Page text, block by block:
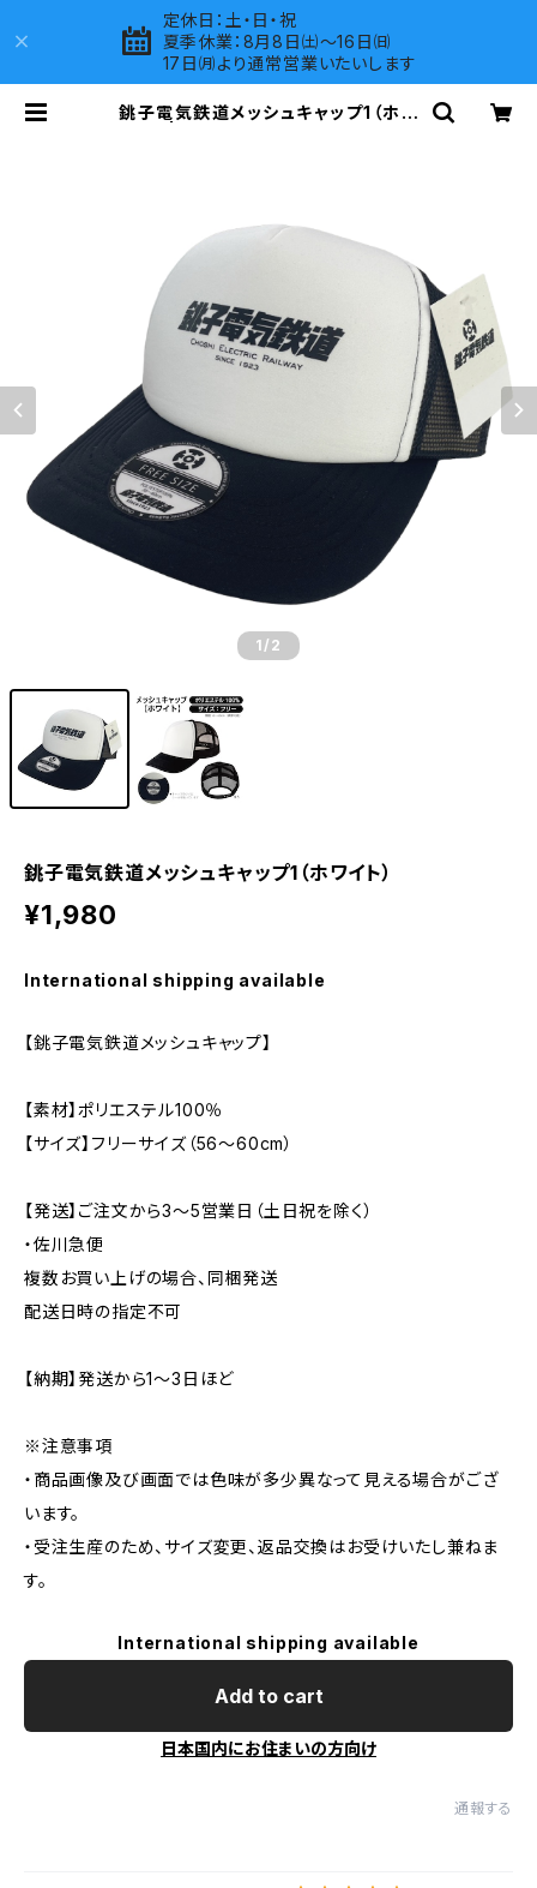
定休日：土・日・祝
夏季休業：8月8日㈯～16日㈰
17日㈪より通常営業いたいします
銚子電気鉄道メッシュキャップ1（ホワ
1 /2
銚子電気鉄道メッシュキャップ1（ホワイト）
¥1,980
International shipping available
【銚子電気鉄道メッシュキャップ】
【素材】ポリエステル100％
【サイズ】フリーサイズ（56〜60cm）
【発送】ご注文から3〜5営業日（土日祝を除く）
・佐川急便
複数お買い上げの場合、同梱発送
配送日時の指定不可
【納期】発送から1〜3日ほど
※注意事項
・商品画像及び画面では色味が多少異なって見える場合がござ
います。
・受注生産のため、サイズ変更、返品交換はお受けいたし兼ねま
す。
International shipping available
Add to cart
日本国内にお住まいの方向け
通報する